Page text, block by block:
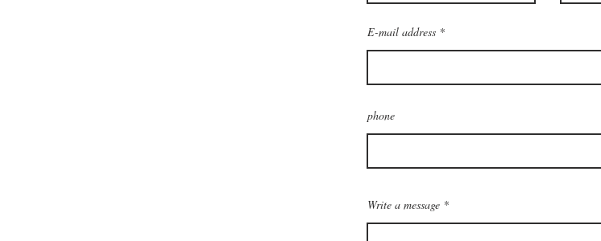
E-mail address
phone
Write a message